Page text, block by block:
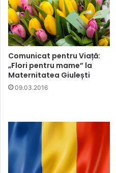
Comunicat pentru Viață:
„Flori pentru mame” la
Maternitatea Giulești
09.03.2016